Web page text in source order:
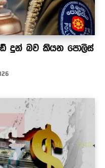
දුන් බව කියන පොලිස්